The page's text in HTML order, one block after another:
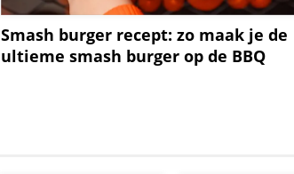
Smash burger recept: zo maak je de
ultieme smash burger op de BBQ